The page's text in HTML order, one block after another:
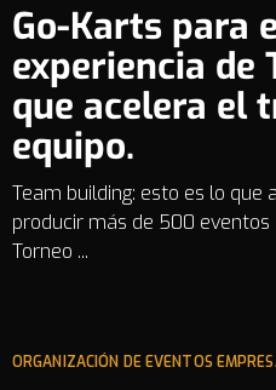
Go-Karts para
experiencia de
que acelera el
equipo.
Team building: esto es lo que
producir más de 500
Torneo ...
ORGANIZACIÓN DE EVENTOS